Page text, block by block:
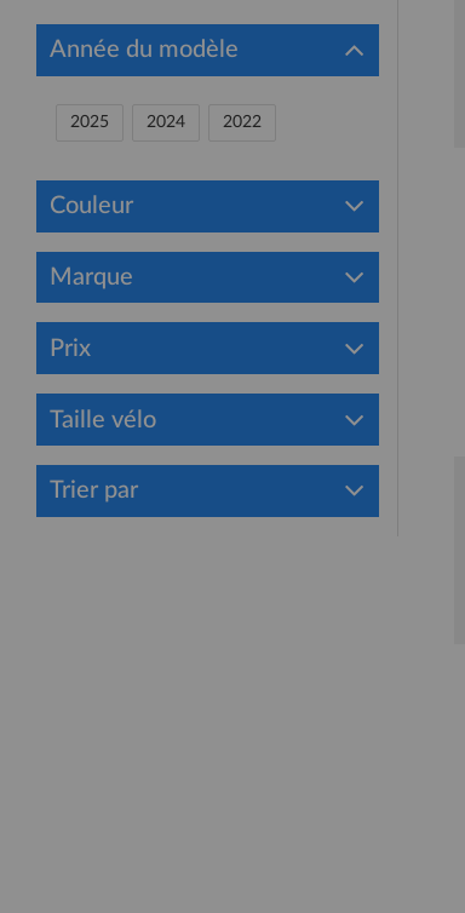
Année du modèle
2025 2024 2022
Couleur
Marque
Prix
Taille vélo
Trier par